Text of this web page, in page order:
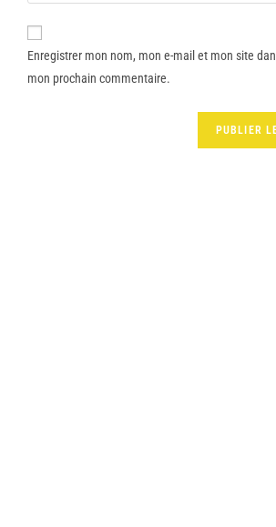
Enregistrer mon nom, mon e-mail et mon site
mon prochain commentaire.